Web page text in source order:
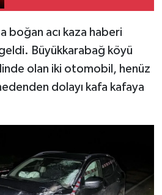
boğan acı kaza haberi
Büyükkarabağ köyü
olan iki otomobil, henüz
dolayı kafa kafaya